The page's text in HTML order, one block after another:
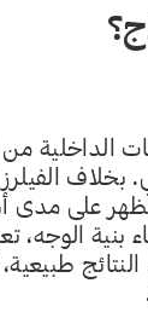
الداخلية من
بخلاف
تظهر على مدى
بنية الوجه،